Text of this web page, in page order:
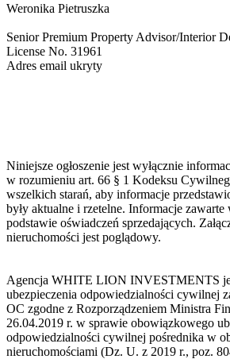
Weronika Pietruszka
Senior Premium Property Advisor/Interior
License No. 31961
Adres email ukryty
Niniejsze ogłoszenie jest wyłącznie
w rozumieniu art. 66 § 1 Kodeksu
wszelkich starań, aby informacje
były aktualne i rzetelne. Informacje
podstawie oświadczeń sprzedających.
nieruchomości jest poglądowy.
Agencja WHITE LION INVESTMENTS
ubezpieczenia odpowiedzialności cywilnej
OC zgodne z Rozporządzeniem Ministra
26.04.2019 r. w sprawie obowiązkowego
odpowiedzialności cywilnej pośrednika w
nieruchomościami (Dz. U. z 2019 r., poz.